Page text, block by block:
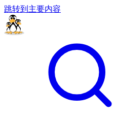
跳转到主要内容